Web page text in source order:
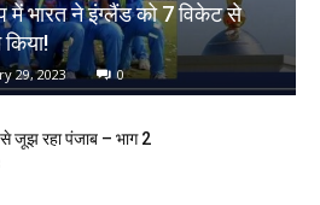
में भारत ने इंग्लैंड को 7 विकेट से
29, 2023 0
रहा पंजाब – भाग 2